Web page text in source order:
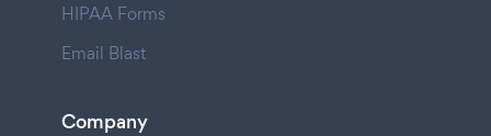
HIPAA Forms
Email Blast
Company